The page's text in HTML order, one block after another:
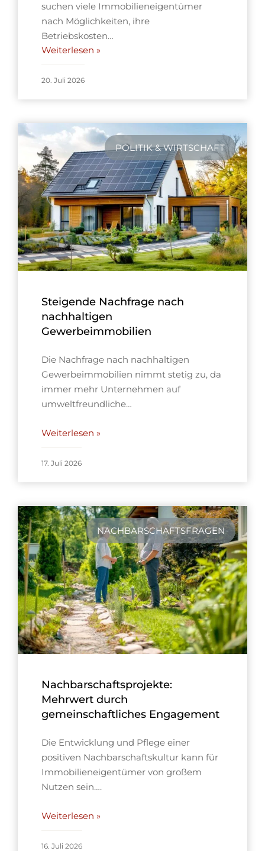
suchen viele Immobilieneigentümer
nach Möglichkeiten, ihre
Betriebskosten…
Weiterlesen »
20. Juli 2026
POLITIK & WIRTSCHAFT
Steigende Nachfrage nach
nachhaltigen
Gewerbeimmobilien
Die Nachfrage nach nachhaltigen
Gewerbeimmobilien nimmt stetig zu, da
immer mehr Unternehmen auf
umweltfreundliche…
Weiterlesen »
17. Juli 2026
NACHBARSCHAFTSFRAGEN
Nachbarschaftsprojekte:
Mehrwert durch
gemeinschaftliches Engagement
Die Entwicklung und Pflege einer
positiven Nachbarschaftskultur kann für
Immobilieneigentümer von großem
Nutzen sein….
Weiterlesen »
16. Juli 2026